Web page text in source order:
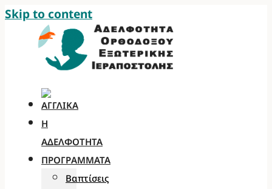
Skip to content
Η
ΑΔΕΛΦΌΤΗΤΑ
ΠΡΟΓΡΆΜΜΑΤΑ
Βαπτίσεις